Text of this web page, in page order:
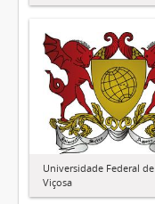
Universidade Federal de
Viçosa